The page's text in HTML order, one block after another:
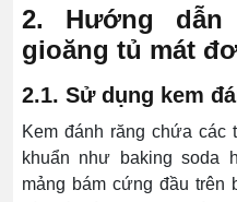
2. Hướng
gioăng tủ mát
2.1. Sử dụng kem
Kem đánh răng chứa các
khuẩn như baking soda
mảng bám cứng đầu trên